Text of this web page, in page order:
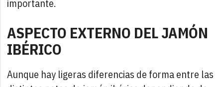
importante.
ASPECTO EXTERNO DEL JAMÓN
IBÉRICO
Aunque hay ligeras diferencias de forma entre las